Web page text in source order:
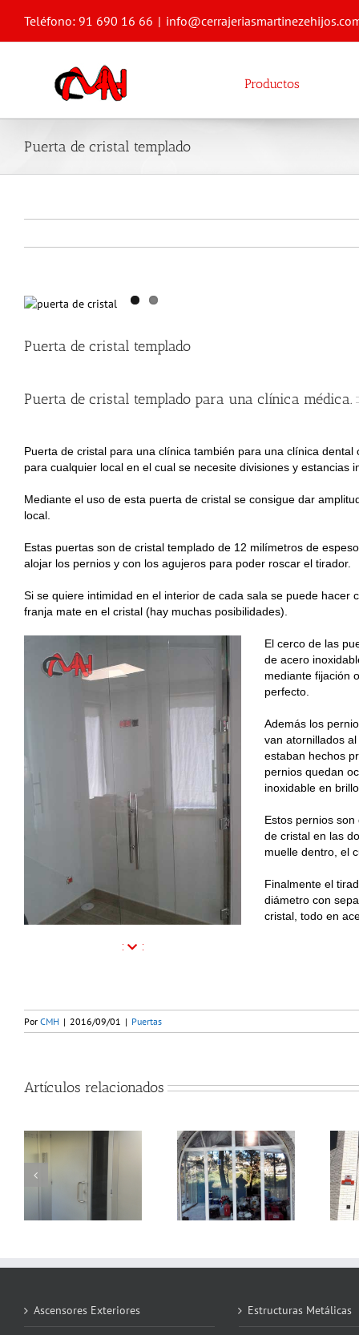
contenido
Teléfono: 91 690 16 66 |
Productos
Puerta de cristal templado
Puerta de cristal templado
Puerta de cristal templado para una clínica médica.
Puerta de cristal para una clínica también para una clínica
para cualquier local en el cual se necesite divisiones y estancias
Mediante el uso de esta puerta de cristal se consigue dar
local.
Estas puertas son de cristal templado de 12 milímetros de
alojar los pernios y con los agujeros para poder roscar el tirador.
Si se quiere intimidad en el interior de cada sala se puede hacer
franja mate en el cristal (hay muchas posibilidades).
El cerco de las
de acero
mediante fijación
perfecto.
Además los
van atornillados
estaban hechos
pernios quedan
inoxidable en
Estos pernios
de cristal en las
muelle dentro, el
Finalmente el
diámetro con
cristal, todo en
Por CMH | 2016/09/01 | Puertas
Artículos relacionados
Puerta arco
medio punto
Puerta lacada
negro forja y
cierre
enrollable
Ascensores Exteriores Estructuras Metálicas